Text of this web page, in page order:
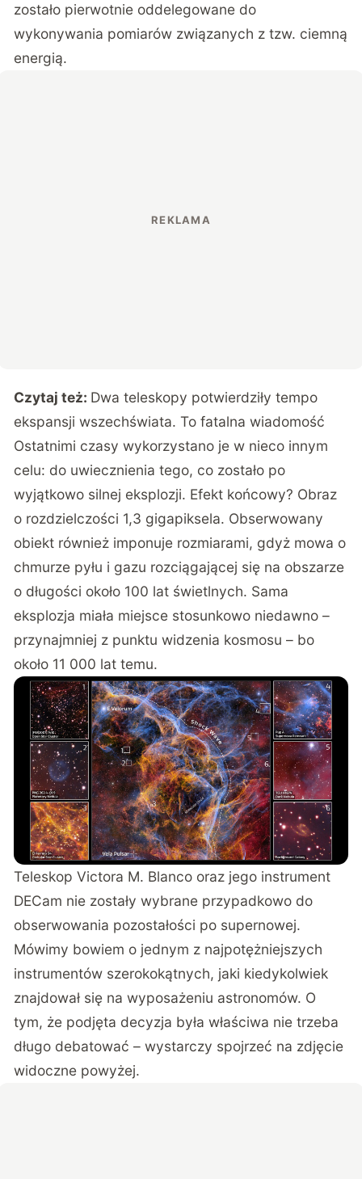
zostało pierwotnie oddelegowane do
wykonywania pomiarów związanych z tzw. ciemną
energią.
Czytaj też: Dwa teleskopy potwierdziły tempo
ekspansji wszechświata. To fatalna wiadomość
Ostatnimi czasy wykorzystano je w nieco innym
celu: do uwiecznienia tego, co zostało po
wyjątkowo silnej eksplozji. Efekt końcowy? Obraz
o rozdzielczości 1,3 gigapiksela. Obserwowany
obiekt również imponuje rozmiarami, gdyż mowa o
chmurze pyłu i gazu rozciągającej się na obszarze
o długości około 100 lat świetlnych. Sama
eksplozja miała miejsce stosunkowo niedawno –
przynajmniej z punktu widzenia kosmosu – bo
około 11 000 lat temu.
Teleskop Victora M. Blanco oraz jego instrument
DECam nie zostały wybrane przypadkowo do
obserwowania pozostałości po supernowej.
Mówimy bowiem o jednym z najpotężniejszych
instrumentów szerokokątnych, jaki kiedykolwiek
znajdował się na wyposażeniu astronomów. O
tym, że podjęta decyzja była właściwa nie trzeba
długo debatować – wystarczy spojrzeć na zdjęcie
widoczne powyżej.